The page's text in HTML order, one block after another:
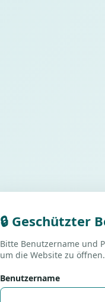
🔒 Geschützter
Bitte Benutzername und
um die Website zu öffnen.
Benutzername